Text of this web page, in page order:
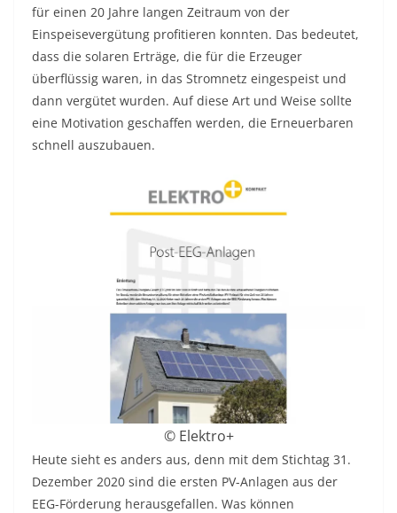
für einen 20 Jahre langen Zeitraum von der
Einspeisevergütung profitieren konnten. Das bedeutet,
dass die solaren Erträge, die für die Erzeuger
überflüssig waren, in das Stromnetz eingespeist und
dann vergütet wurden. Auf diese Art und Weise sollte
eine Motivation geschaffen werden, die Erneuerbaren
schnell auszubauen.
© Elektro+
Heute sieht es anders aus, denn mit dem Stichtag 31.
Dezember 2020 sind die ersten PV-Anlagen aus der
EEG-Förderung herausgefallen. Was können